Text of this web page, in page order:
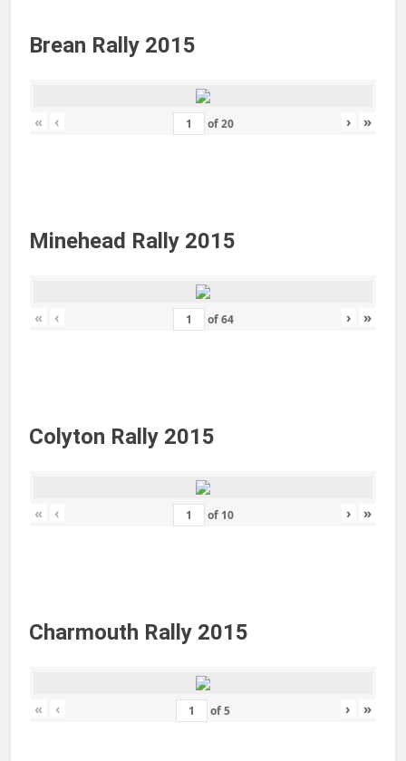
Brean Rally 2015
« ‹ of20 › »
Minehead Rally 2015
« ‹ of64 › »
Colyton Rally 2015
« ‹ of 10 › »
Charmouth Rally 2015
« ‹ of5 › »